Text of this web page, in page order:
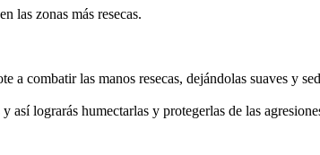
las zonas más resecas.
a combatir las manos resecas, dejándolas suaves y
así lograrás humectarlas y protegerlas de las